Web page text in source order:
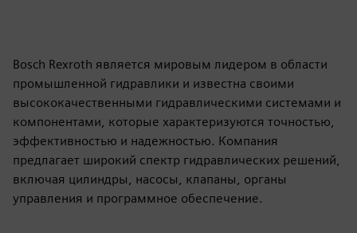
Bosch Rexroth является мировым лидером в области
промышленной гидравлики и известна своими
высококачественными гидравлическими системами и
компонентами, которые характеризуются точностью,
эффективностью и надежностью. Компания
предлагает широкий спектр гидравлических решений,
включая цилиндры, насосы, клапаны, органы
управления и программное обеспечение.